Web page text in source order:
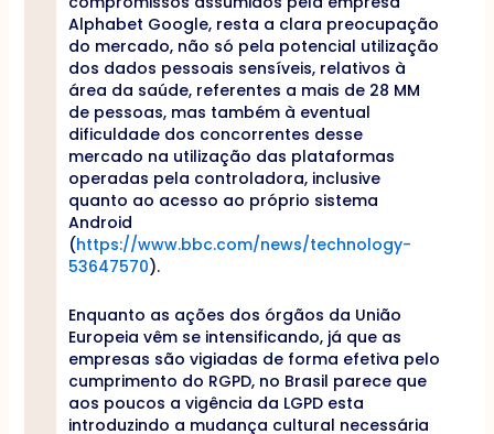
Alphabet Google, resta a clara preocupação
do mercado, não só pela potencial utilização
dos dados pessoais sensíveis, relativos à
área da saúde, referentes a mais de 28 MM
de pessoas, mas também à eventual
dificuldade dos concorrentes desse
mercado na utilização das plataformas
operadas pela controladora, inclusive
quanto ao acesso ao próprio sistema
Android
(https://www.bbc.com/news/technology-
53647570).
Enquanto as ações dos órgãos da União
Europeia vêm se intensificando, já que as
empresas são vigiadas de forma efetiva pelo
cumprimento do RGPD, no Brasil parece que
aos poucos a vigência da LGPD esta
introduzindo a mudança cultural necessária